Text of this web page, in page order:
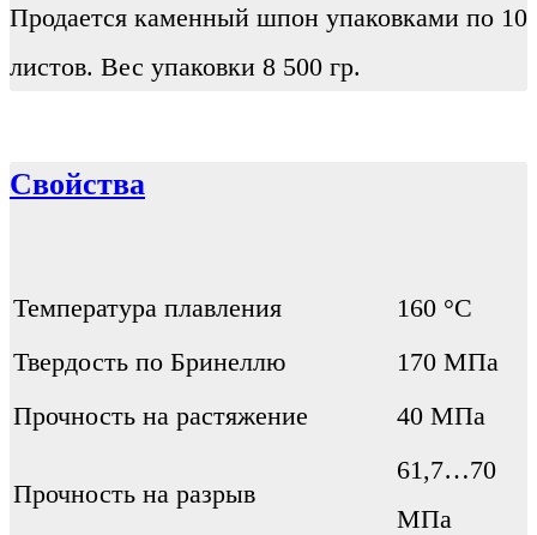
Продается каменный шпон упаковками по 10
листов. Вес упаковки 8 500 гр.
Свойства
Температура плавления
160 °C
Твердость по Бринеллю
170 МПа
Прочность на растяжение
40 МПа
Прочность на разрыв
61,7…70
МПа